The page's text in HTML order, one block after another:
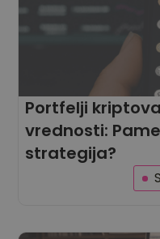
Portfelji
vrednosti:
strategija?